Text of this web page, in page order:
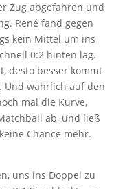
Zug abgefahren und
René fand gegen
kein Mittel um ins
0:2 hinten lag.
desto besser kommt
Und wahrlich auf den
mal die Kurve,
ab, und ließ
Chance mehr.
uns ins Doppel zu